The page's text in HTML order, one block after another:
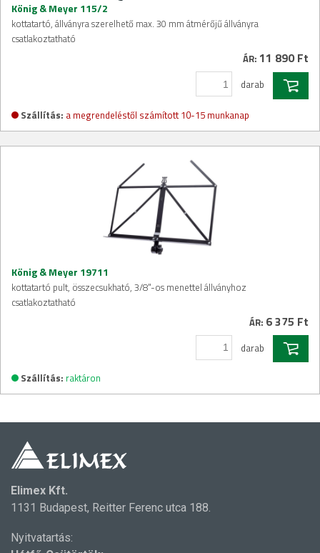
König & Meyer 115/2
kottatartó, állványra szerelhető max. 30 mm átmérőjű állványra
csatlakoztatható
ÁR: 11 890 Ft
darab
Szállítás: a megrendeléstől számított 10-15 munkanap
König & Meyer 19711
kottatartó pult, összecsukható, 3/8"-os menettel állványhoz
csatlakoztatható
ÁR: 6 375 Ft
darab
Szállítás: raktáron
Elimex Kft.
1131 Budapest, Reitter Ferenc utca 188.
Nyitvatartás: